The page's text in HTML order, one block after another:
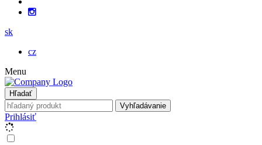
sk
cz
Menu
Hľadať
Vyhľadávanie
Prihlásiť